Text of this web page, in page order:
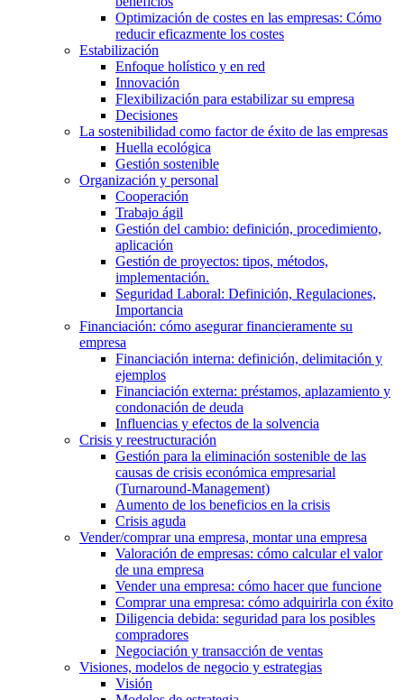
Optimización de costes en las empresas: Cómo
reducir eficazmente los costes
Estabilización
Enfoque holístico y en red
Innovación
Flexibilización para estabilizar su empresa
Decisiones
La sostenibilidad como factor de éxito de las empresas
Huella ecológica
Gestión sostenible
Organización y personal
Cooperación
Trabajo ágil
Gestión del cambio: definición, procedimiento,
aplicación
Gestión de proyectos: tipos, métodos,
implementación.
Seguridad Laboral: Definición, Regulaciones,
Importancia
Financiación: cómo asegurar financieramente su
empresa
Financiación interna: definición, delimitación y
ejemplos
Financiación externa: préstamos, aplazamiento y
condonación de deuda
Influencias y efectos de la solvencia
Crisis y reestructuración
Gestión para la eliminación sostenible de las
causas de crisis económica empresarial
(Turnaround-Management)
Aumento de los beneficios en la crisis
Crisis aguda
Vender/comprar una empresa, montar una empresa
Valoración de empresas: cómo calcular el valor
de una empresa
Vender una empresa: cómo hacer que funcione
Comprar una empresa: cómo adquirirla con éxito
Diligencia debida: seguridad para los posibles
compradores
Negociación y transacción de ventas
Visiones, modelos de negocio y estrategias
Visión